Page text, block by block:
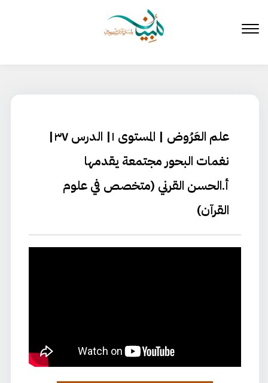
المحتوى
علم العَرُوض | المستوى ١| الدرس ٣٧|
نغمات البحور مجتمعة يقدمها
أ.الحسن القرني (متخصص في علوم
القرآن)